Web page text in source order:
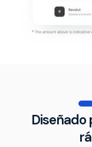
Diseñado